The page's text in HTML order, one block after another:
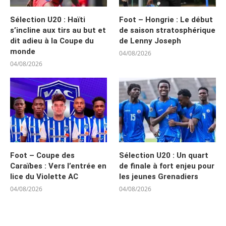
Sélection U20 : Haïti
s’incline aux tirs au but et
dit adieu à la Coupe du
monde
04/08/2026
Foot – Hongrie : Le début
de saison stratosphérique
de Lenny Joseph
04/08/2026
Foot – Coupe des
Caraïbes : Vers l’entrée en
lice du Violette AC
04/08/2026
Sélection U20 : Un quart
de finale à fort enjeu pour
les jeunes Grenadiers
04/08/2026